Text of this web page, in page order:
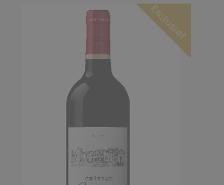
Exclusief